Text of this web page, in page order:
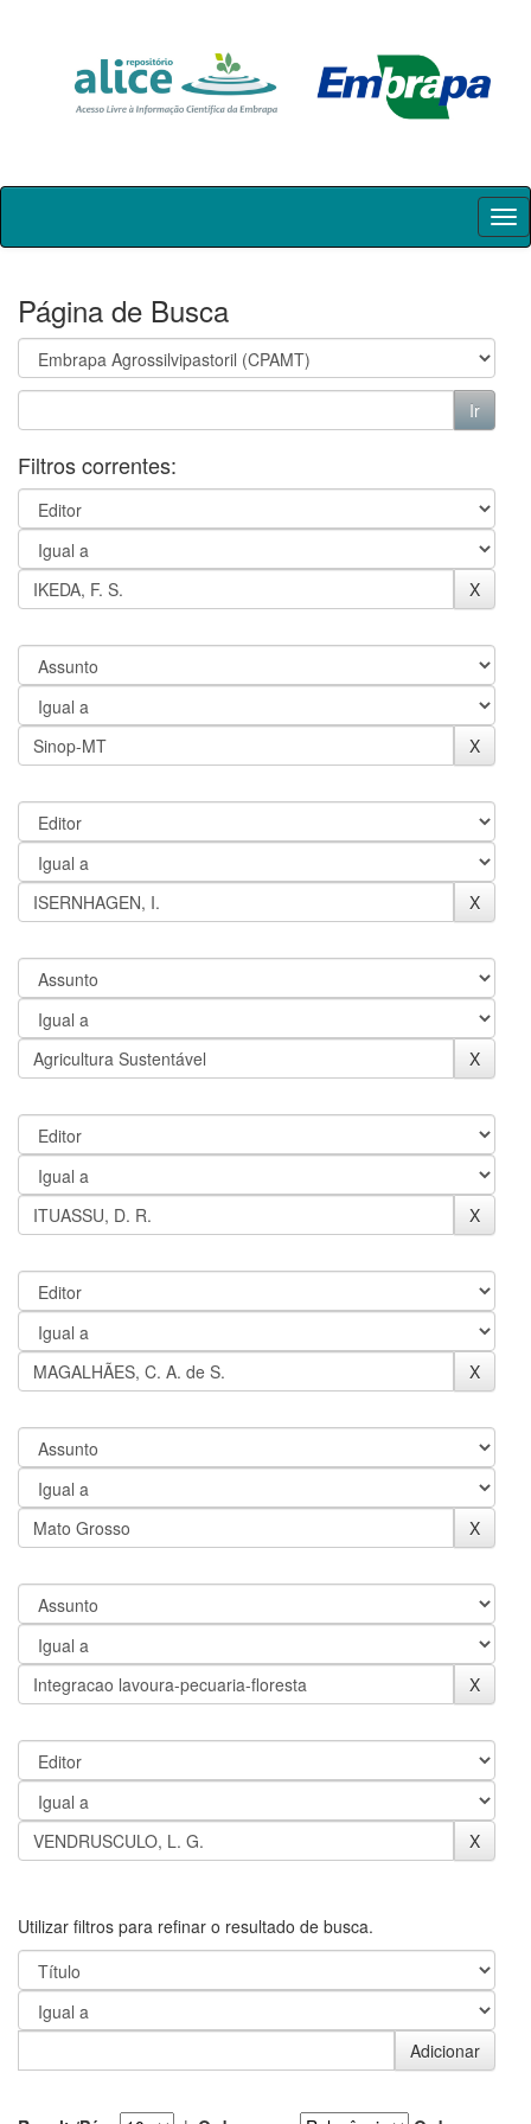
Skip
Página de Busca
Filtros correntes:
Utilizar filtros para refinar o resultado de busca.